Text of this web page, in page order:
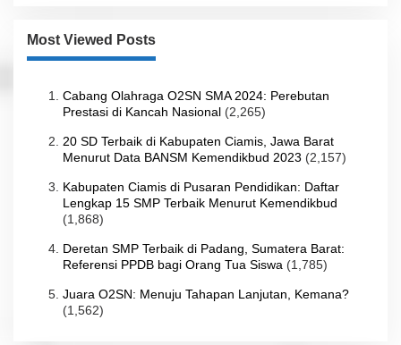
Most Viewed Posts
Cabang Olahraga O2SN SMA 2024: Perebutan
Prestasi di Kancah Nasional (2,265)
20 SD Terbaik di Kabupaten Ciamis, Jawa Barat
Menurut Data BANSM Kemendikbud 2023 (2,157)
Kabupaten Ciamis di Pusaran Pendidikan: Daftar
Lengkap 15 SMP Terbaik Menurut Kemendikbud
(1,868)
Deretan SMP Terbaik di Padang, Sumatera Barat:
Referensi PPDB bagi Orang Tua Siswa (1,785)
Juara O2SN: Menuju Tahapan Lanjutan, Kemana?
(1,562)